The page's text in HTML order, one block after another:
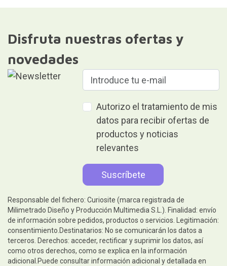
Disfruta nuestras ofertas y
novedades
Autorizo el tratamiento de mis
datos para recibir ofertas de
productos y noticias
relevantes
Responsable del fichero: Curiosite (marca registrada de
Milimetrado Diseño y Producción Multimedia S.L.). Finalidad: envío
de información sobre pedidos, productos o servicios. Legitimación:
consentimiento.Destinatarios: No se comunicarán los datos a
terceros. Derechos: acceder, rectificar y suprimir los datos, así
como otros derechos, como se explica en la información
adicional.Puede consultar información adicional y detallada en